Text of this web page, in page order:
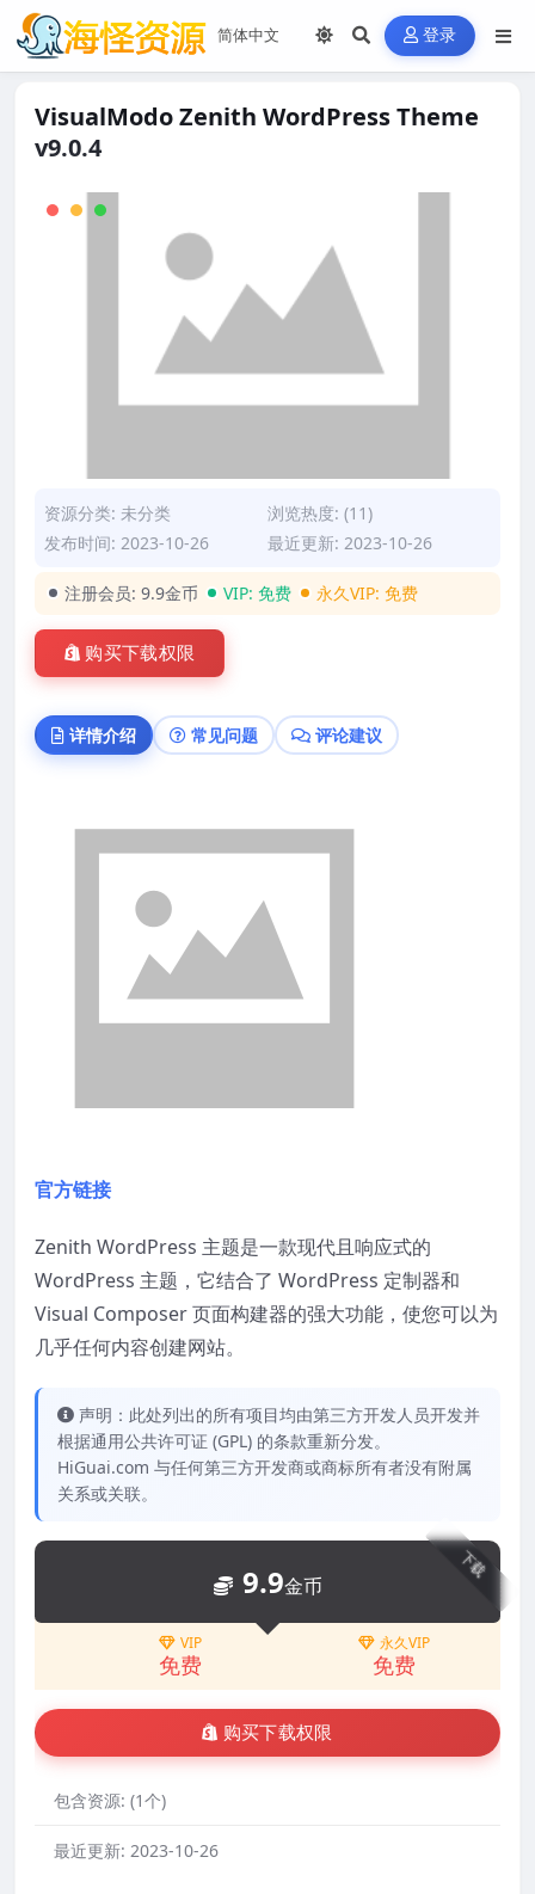
登录
VisualModo Zenith WordPress Theme
v9.0.4
资源分类: 未分类
浏览热度: (11)
发布时间: 2023-10-26
最近更新: 2023-10-26
注册会员: 9.9金币 VIP: 免费 永久VIP: 免费
购买下载权限
详情介绍 常见问题 评论建议
官方链接
Zenith WordPress 主题是一款现代且响应式的
WordPress 主题，它结合了 WordPress 定制器和
Visual Composer 页面构建器的强大功能，使您可以为
几乎任何内容创建网站。
声明：此处列出的所有项目均由第三方开发人员开发并
根据通用公共许可证 (GPL) 的条款重新分发。
HiGuai.com 与任何第三方开发商或商标所有者没有附属
关系或关联。
下载
9.9金币
VIP
免费
永久VIP
免费
购买下载权限
包含资源: (1个)
最近更新: 2023-10-26